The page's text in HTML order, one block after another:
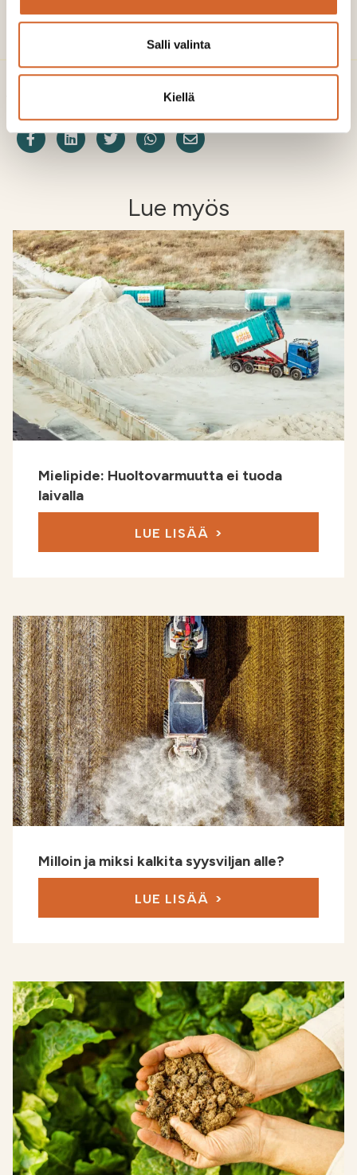
Salli valinta
Kiellä
Jaa Facebookissa
Share on LinkedIn
Jaa Twitterissä
Jaa WhatsAppissa
Share on Email
Lue myös
Mielipide: Huoltovarmuutta ei tuoda
laivalla
LUE LISÄÄ
Milloin ja miksi kalkita syysviljan alle?
LUE LISÄÄ